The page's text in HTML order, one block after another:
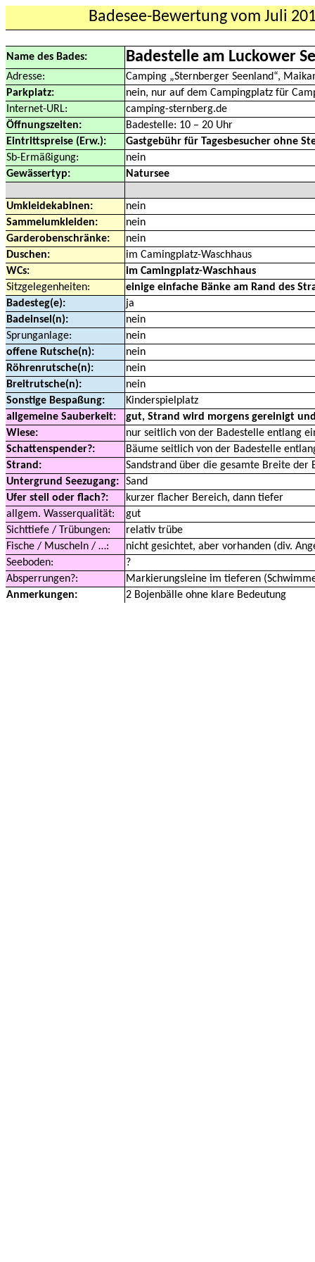
Badesee-Bewertung vom Juli
Name des Bades: Badestelle am Luckower
Adresse:
Camping „Sternberger Seenland“,
Parkplatz:
nein, nur auf dem Campingplatz für
Internet-URL:
camping-sternberg.de
Öffnungszeiten:
Badestelle: 10 – 20 Uhr
Eintrittspreise (Erw.):
Gastgebühr für Tagesbesucher ohne
Sb-Ermäßigung:
nein
Gewässertyp:
Natursee
Umkleidekabinen:
nein
Sammelumkleiden:
nein
Garderobenschränke:
nein
Duschen:
im Camingplatz-Waschhaus
WCs:
im Camingplatz-Waschhaus
Sitzgelegenheiten:
einige einfache Bänke am Rand des
Badesteg(e):
ja
Badeinsel(n):
nein
Sprunganlage:
nein
offene Rutsche(n):
nein
Röhrenrutsche(n):
nein
Breitrutsche(n):
nein
Sonstige Bespaßung:
Kinderspielplatz
allgemeine Sauberkeit:
gut, Strand wird morgens gereinigt
Wiese:
nur seitlich von der Badestelle entlang
Schattenspender?:
Bäume seitlich von der Badestelle
Strand:
Sandstrand über die gesamte Breite der
Untergrund Seezugang:
Sand
Ufer steil oder flach?:
kurzer flacher Bereich, dann tiefer
allgem. Wasserqualität:
gut
Sichttiefe / Trübungen:
relativ trübe
Fische / Muscheln / …:
nicht gesichtet, aber vorhanden (div.
Seeboden:
?
Absperrungen?:
Markierungsleine im tieferen
Anmerkungen:
2 Bojenbälle ohne klare Bedeutung